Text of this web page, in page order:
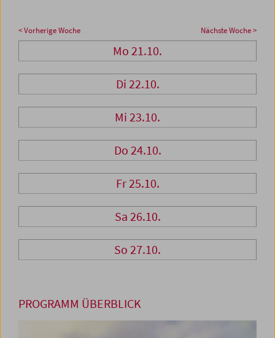
< Vorherige Woche Nächste Woche >
Mo 21.10.
Di 22.10.
Mi 23.10.
Do 24.10.
Fr 25.10.
Sa 26.10.
So 27.10.
PROGRAMM ÜBERBLICK